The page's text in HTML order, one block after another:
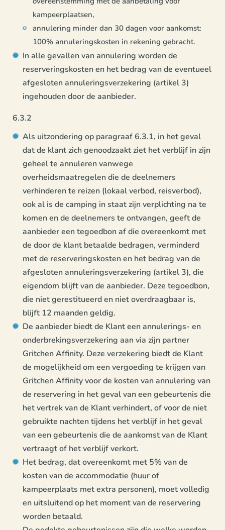
kampeerplaatsen,
annulering minder dan 30 dagen voor aankomst:
100% annuleringskosten in rekening gebracht.
In alle gevallen van annulering worden de
reserveringskosten en het bedrag van de eventueel
afgesloten annuleringsverzekering (artikel 3)
ingehouden door de aanbieder.
6.3.2
Als uitzondering op paragraaf 6.3.1, in het geval
dat de klant zich genoodzaakt ziet het verblijf in zijn
geheel te annuleren vanwege
overheidsmaatregelen die de deelnemers
verhinderen te reizen (lokaal verbod, reisverbod),
ook al is de camping in staat zijn verplichting na te
komen en de deelnemers te ontvangen, geeft de
aanbieder een tegoedbon af die overeenkomt met
de door de klant betaalde bedragen, verminderd
met de reserveringskosten en het bedrag van de
afgesloten annuleringsverzekering (artikel 3), die
eigendom blijft van de aanbieder. Deze tegoedbon,
die niet gerestitueerd en niet overdraagbaar is,
blijft 12 maanden geldig.
De aanbieder biedt de Klant een annulerings- en
onderbrekingsverzekering aan via zijn partner
Gritchen Affinity. Deze verzekering biedt de Klant
de mogelijkheid om een vergoeding te krijgen van
Gritchen Affinity voor de kosten van annulering van
de reservering in het geval van een gebeurtenis die
het vertrek van de Klant verhindert, of voor de niet
gebruikte nachten tijdens het verblijf in het geval
van een gebeurtenis die de aankomst van de Klant
vertraagt of het verblijf verkort.
Het bedrag, dat overeenkomt met 5% van de
kosten van de accommodatie (huur of
kampeerplaats met extra personen), moet volledig
en uitsluitend op het moment van de reservering
worden betaald.